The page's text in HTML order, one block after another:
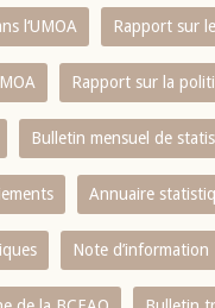
l‘UMOA Rapport sur
Rapport sur la
Bulletin mensuel de
Annuaire
Note d’information